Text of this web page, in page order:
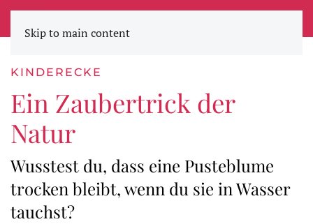
Skip to main content
KINDERECKE
Ein Zaubertrick der
Natur
Wusstest du, dass eine Pusteblume
trocken bleibt, wenn du sie in Wasser
tauchst?